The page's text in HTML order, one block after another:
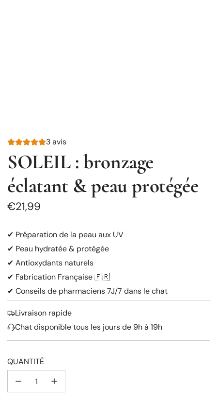
3 avis
SOLEIL : bronzage
éclatant & peau protégée
Prix
€21,99
✔ Préparation de la peau aux UV
✔ Peau hydratée & protégée
✔ Antioxydants naturels
✔ Fabrication Française 🇫🇷
✔ Conseils de pharmaciens 7J/7 dans le chat
Livraison rapide
Chat disponible tous les jours de 9h à 19h
QUANTITÉ